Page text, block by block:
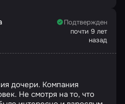
Подтвержден
почти 9 лет
назад
дочери. Компания
Не смотря на то, что